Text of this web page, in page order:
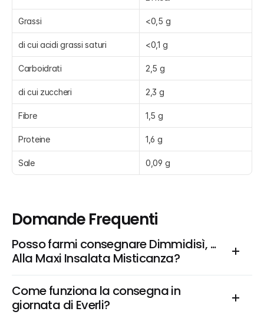
Grassi <0,5 g
di cui acidi grassi saturi <0,1 g
Carboidrati 2,5 g
di cui zuccheri 2,3 g
Fibre 1,5 g
Proteine 1,6 g
Sale 0,09 g
Domande Frequenti
Posso farmi consegnare Dimmidisì, ...
Alla Maxi Insalata Misticanza?
Come funziona la consegna in
giornata di Everli?